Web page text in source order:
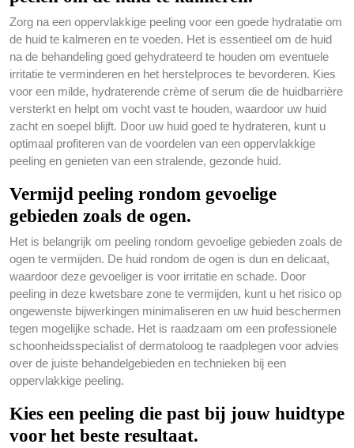
Zorg na een oppervlakkige peeling voor een goede hydratatie om
de huid te kalmeren en te voeden. Het is essentieel om de huid
na de behandeling goed gehydrateerd te houden om eventuele
irritatie te verminderen en het herstelproces te bevorderen. Kies
voor een milde, hydraterende crème of serum die de huidbarrière
versterkt en helpt om vocht vast te houden, waardoor uw huid
zacht en soepel blijft. Door uw huid goed te hydrateren, kunt u
optimaal profiteren van de voordelen van een oppervlakkige
peeling en genieten van een stralende, gezonde huid.
Vermijd peeling rondom gevoelige
gebieden zoals de ogen.
Het is belangrijk om peeling rondom gevoelige gebieden zoals de
ogen te vermijden. De huid rondom de ogen is dun en delicaat,
waardoor deze gevoeliger is voor irritatie en schade. Door
peeling in deze kwetsbare zone te vermijden, kunt u het risico op
ongewenste bijwerkingen minimaliseren en uw huid beschermen
tegen mogelijke schade. Het is raadzaam om een professionele
schoonheidsspecialist of dermatoloog te raadplegen voor advies
over de juiste behandelgebieden en technieken bij een
oppervlakkige peeling.
Kies een peeling die past bij jouw huidtype
voor het beste resultaat.